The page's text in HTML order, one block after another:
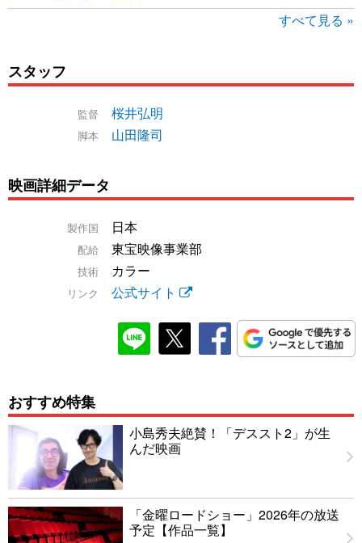
すべて見る »
スタッフ
監督 桜井弘明
脚本 山田隆司
映画詳細データ
製作国 日本
配給 東宝映像事業部
技術 カラー
リンク 公式サイト
おすすめ特集
小島秀夫絶賛！「デススト2」が生
んだ映画
「金曜ロードショー」2026年の放送
予定【作品一覧】